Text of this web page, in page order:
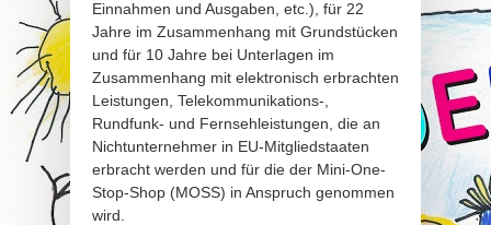
Einnahmen und Ausgaben, etc.), für 22
Jahre im Zusammenhang mit Grundstücken
und für 10 Jahre bei Unterlagen im
Zusammenhang mit elektronisch erbrachten
Leistungen, Telekommunikations-,
Rundfunk- und Fernsehleistungen, die an
Nichtunternehmer in EU-Mitgliedstaaten
erbracht werden und für die der Mini-One-
Stop-Shop (MOSS) in Anspruch genommen
wird.